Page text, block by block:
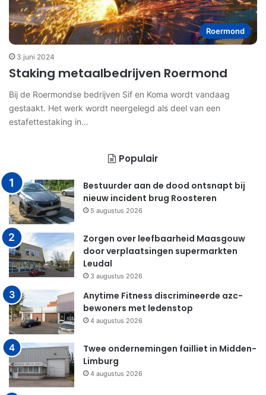
Roermond
3 juni 2024
Staking metaalbedrijven Roermond
Bij de Roermondse bedrijven Sif en Koma wordt vandaag
gestaakt. Het werk wordt neergelegd als deel van een
estafettestaking in…
Populair
Bestuurder aan de dood ontsnapt bij
nieuw incident brug Roosteren
5 augustus 2026
Zorgen over leefbaarheid Maasgouw
door verplaatsingen supermarkten
Leudal
3 augustus 2026
Anytime Fitness discrimineerde azc-
bewoners met ledenstop
4 augustus 2026
Twee ondernemingen failliet in Midden-
Limburg
4 augustus 2026